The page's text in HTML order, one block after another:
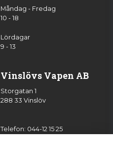
Måndag - Fredag
10 - 18
Lördagar
9 - 13
Vinslövs Vapen AB
Storgatan 1
288 33 Vinslöv
Telefon: 044-12 15 25